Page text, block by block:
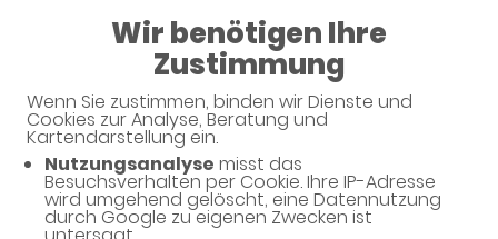
Wir benötigen Ihre
Zustimmung
Wenn Sie zustimmen, binden wir Dienste und
Cookies zur Analyse, Beratung und
Kartendarstellung ein.
Nutzungsanalyse misst das
Besuchsverhalten per Cookie. Ihre IP-Adresse
wird umgehend gelöscht, eine Datennutzung
durch Google zu eigenen Zwecken ist
Geschlossen
Fockbeker Apotheke
Unverbindliche Arzneimittel-
Reservierung